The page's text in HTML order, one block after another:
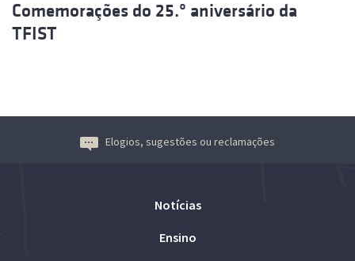
Comemorações do 25.º aniversário da
TFIST
Elogios, sugestões ou reclamações
Notícias
Ensino